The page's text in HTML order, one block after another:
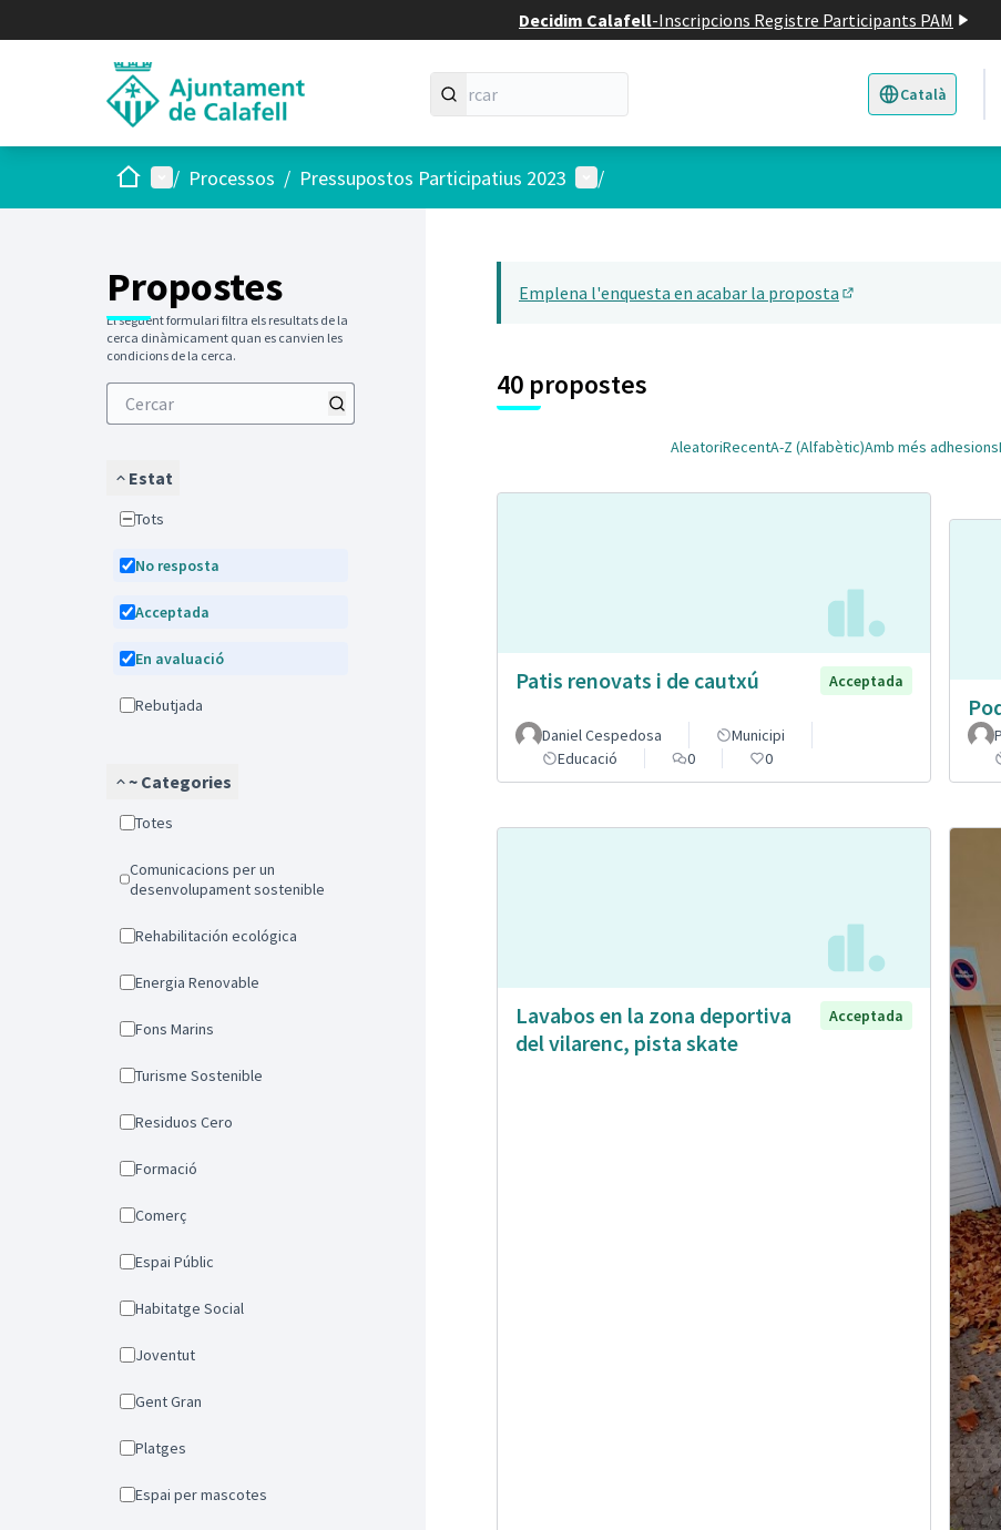
Decidim Calafell-Inscripcions Registre Participants PAM
Català
Triar la llengua
Inici Menú principal
/ Processos / Pressupostos Participatius 2023 Menú d'usuari
/
Propostes
El següent formulari filtra els resultats de la
cerca dinàmicament quan es canvien les
condicions de la cerca.
Estat
Tots
No resposta
Acceptada
En avaluació
Rebutjada
~ Categories
Totes
Comunicacions per un
desenvolupament sostenible
Rehabilitación ecológica
Energia Renovable
Fons Marins
Turisme Sostenible
Residuos Cero
Formació
Comerç
Espai Públic
Habitatge Social
Joventut
Gent Gran
Platges
Espai per mascotes
14
Emplena l'enquesta en acabar la proposta
40 propostes
AleatoriRecentA-Z (Alfabètic)Amb més adhesions
Patis renovats i de cautxú Acceptada
Daniel Cespedosa
Municipi
Educació
0 0
Lavabos en la zona deportiva
del vilarenc, pista skate
Acceptada